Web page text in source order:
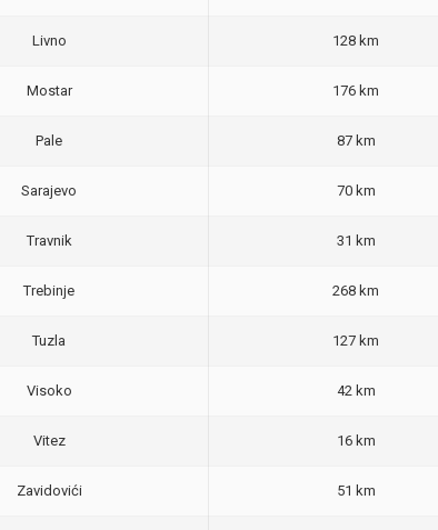
Livno 128 km
Mostar 176 km
Pale 87 km
Sarajevo 70 km
Travnik 31 km
Trebinje 268 km
Tuzla 127 km
Visoko 42 km
Vitez 16 km
Zavidovići 51 km